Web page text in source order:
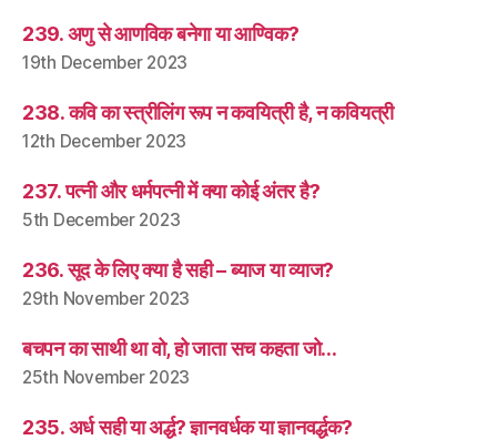
239. अणु से आणविक बनेगा या आण्विक?
19th December 2023
238. कवि का स्त्रीलिंग रूप न कवयित्री है, न कवियत्री
12th December 2023
237. पत्नी और धर्मपत्नी में क्या कोई अंतर है?
5th December 2023
236. सूद के लिए क्या है सही – ब्याज या व्याज?
29th November 2023
बचपन का साथी था वो, हो जाता सच कहता जो…
25th November 2023
235. अर्ध सही या अर्द्ध? ज्ञानवर्धक या ज्ञानवर्द्धक?